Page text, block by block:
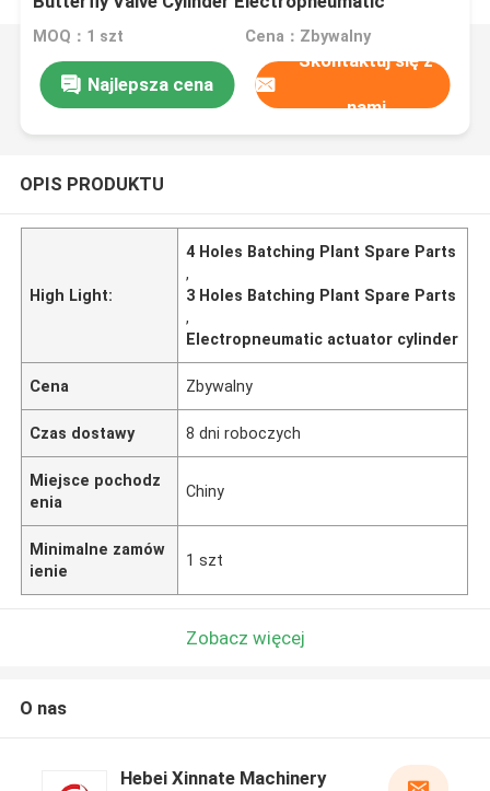
Actuator Cylinder
MOQ：1 szt Cena：Zbywalny
Najlepsza cena
Skontaktuj się z
nami
OPIS PRODUKTU
High Light:
4 Holes Batching Plant Spare Parts
,
3 Holes Batching Plant Spare Parts
,
Electropneumatic actuator cylinder
Cena Zbywalny
Czas dostawy 8 dni roboczych
Miejsce pochodz
enia
Chiny
Minimalne zamów
ienie
1 szt
Zobacz więcej
O nas
Hebei Xinnate Machinery